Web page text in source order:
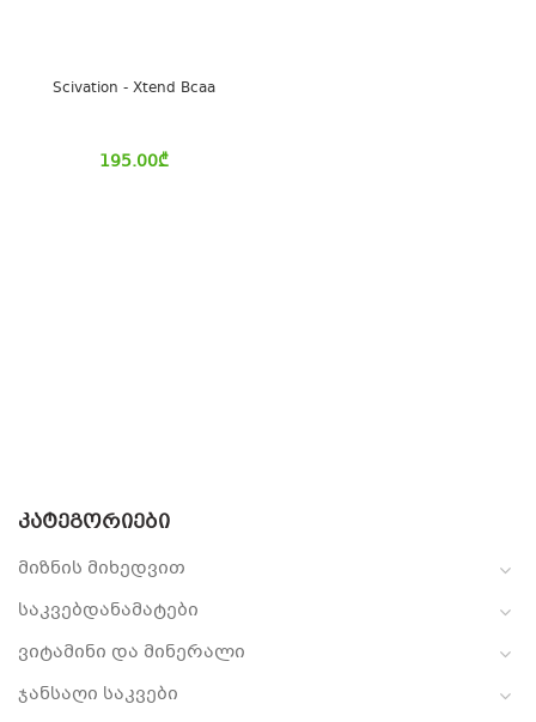
ᲙᲐᲢᲔᲒᲝᲠᲘᲔᲑᲘ
მიზნის მიხედვით
საკვებდანამატები
ვიტამინი და მინერალი
ჯანსაღი საკვები
Scivation - Xtend Bcaa
195.00₾